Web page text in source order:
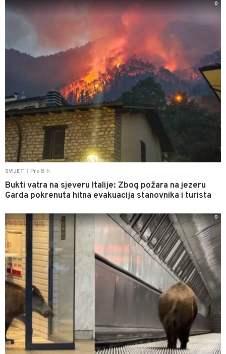
SVIJET Pre 8 h
Bukti vatra na sjeveru Italije: Zbog požara na jezeru
Garda pokrenuta hitna evakuacija stanovnika i turista
0
0